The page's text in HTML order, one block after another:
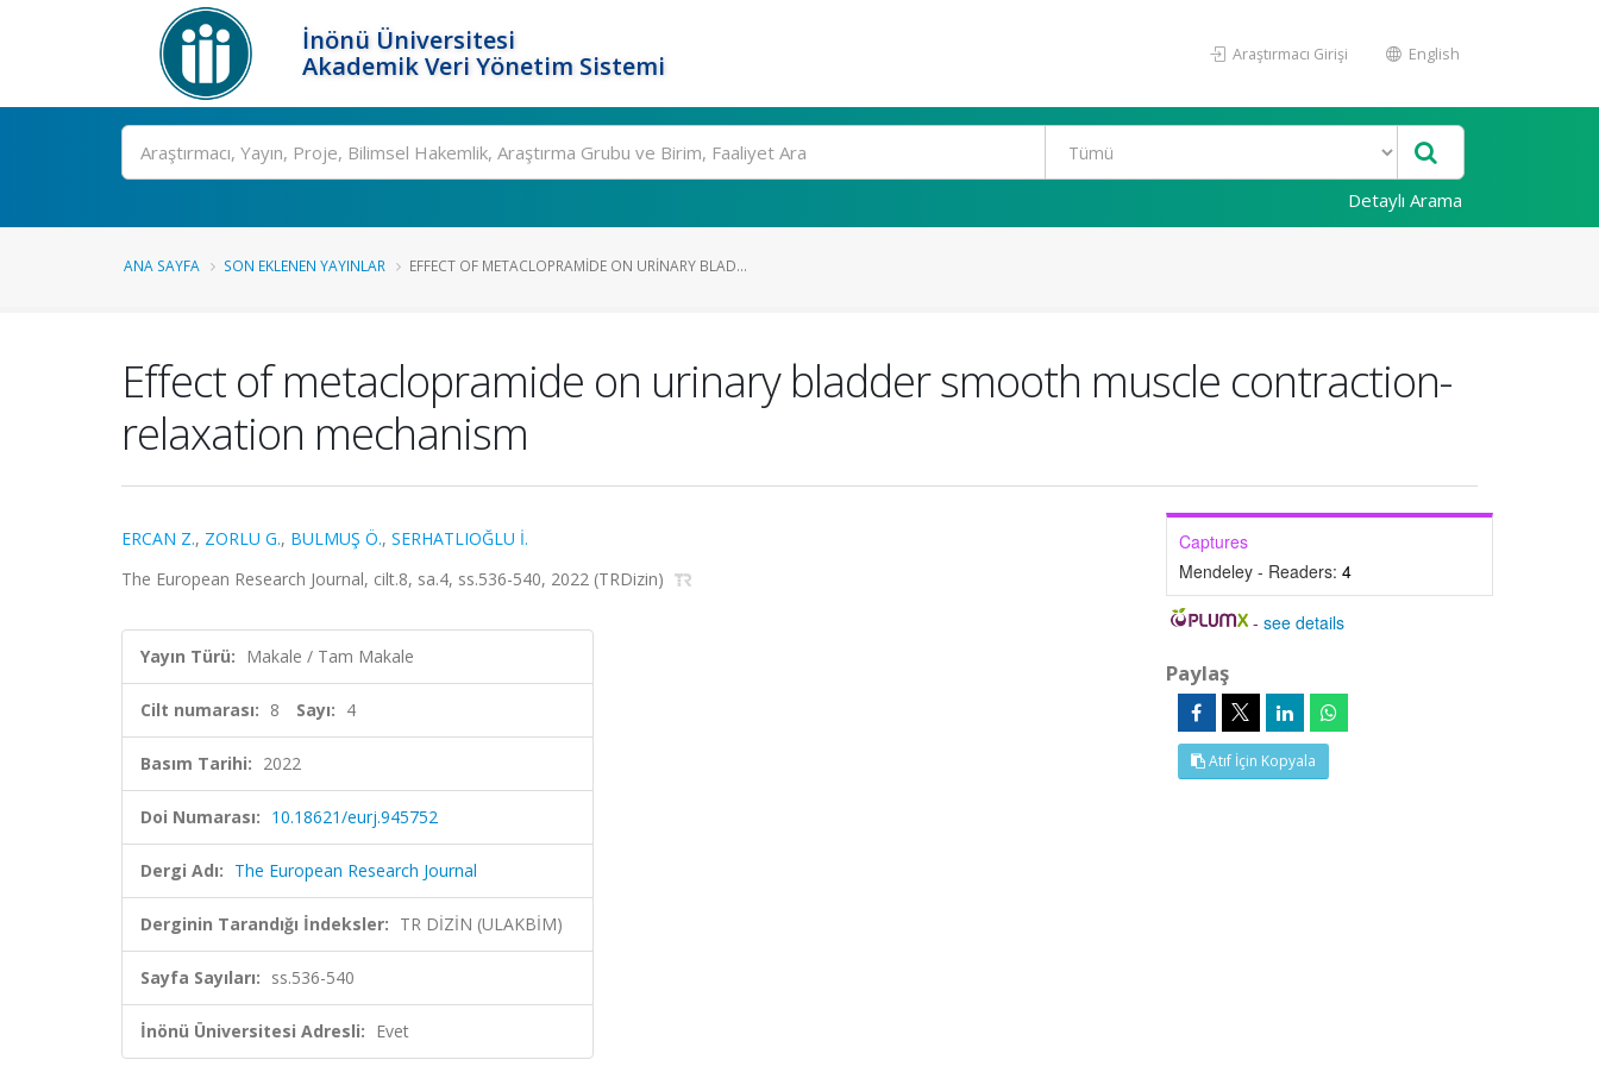
İnönü Üniversitesi
Akademik Veri Yönetim Sistemi
Araştırmacı Girişi English
Ara
Detaylı Arama
ANA SAYFA SON EKLENEN YAYINLAR EFFECT OF METACLOPRAMIDE ON URINARY BLAD...
Effect of metaclopramide on urinary bladder smooth muscle contraction-
relaxation mechanism
ERCAN Z., ZORLU G., BULMUŞ Ö., SERHATLIOĞLU İ.
The European Research Journal, cilt.8, sa.4, ss.536-540, 2022 (TRDizin)
Yayın Türü: Makale / Tam Makale
Cilt numarası: 8 Sayı: 4
Basım Tarihi: 2022
Doi Numarası: 10.18621/eurj.945752
Dergi Adı: The European Research Journal
Derginin Tarandığı İndeksler: TR DİZİN (ULAKBİM)
Sayfa Sayıları: ss.536-540
İnönü Üniversitesi Adresli: Evet
Captures
Mendeley - Readers: 4
-see details
Paylaş
Atıf İçin Kopyala